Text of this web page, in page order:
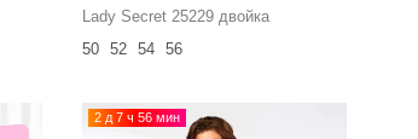
Lady Secret 25229 двойка
50
52 54 56
2 д 7 ч 56 мин